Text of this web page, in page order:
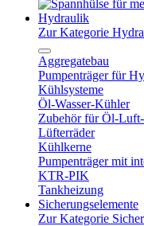
Hydraulik
Zur Kategorie
Aggregatebau
Pumpenträger für
Kühlsysteme
Öl-Wasser-Kühler
Zubehör für Öl-
Lüfterräder
Kühlkerne
Pumpenträger mit
KTR-PIK
Tankheizung
Sicherungselemente
Zur Kategorie